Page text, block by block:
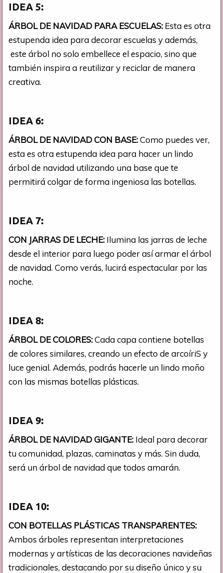
IDEA 5:
ÁRBOL DE NAVIDAD PARA ESCUELAS: Esta es otra
estupenda idea para decorar escuelas y además,
este árbol no solo embellece el espacio, sino que
también inspira a reutilizar y reciclar de manera
creativa.
IDEA 6:
ÁRBOL DE NAVIDAD CON BASE:Como puedes ver,
esta es otra estupenda idea para hacer un lindo
árbol de navidad utilizando una base que te
permitirá colgar de forma ingeniosa las botellas.
IDEA 7:
CON JARRAS DE LECHE: Ilumina las jarras de leche
desde el interior para luego poder así armar el árbol
de navidad. Como verás, lucirá espectacular por las
noche.
IDEA 8:
ÁRBOL DE COLORES:Cada capa contiene botellas
de colores similares, creando un efecto de arcoíriS y
luce genial. Además, podrás hacerle un lindo moño
con las mismas botellas plásticas.
IDEA 9:
ÁRBOL DE NAVIDAD GIGANTE: Ideal para decorar
tu comunidad, plazas, caminatas y más. Sin duda,
será un árbol de navidad que todos amarán.
IDEA 10:
CON BOTELLAS PLÁSTICAS TRANSPARENTES:
Ambos árboles representan interpretaciones
modernas y artísticas de las decoraciones navideñas
tradicionales, destacando por su diseño único y su